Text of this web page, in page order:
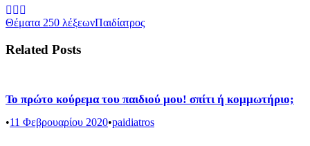
Θέματα 250 λέξεωνΠαιδίατρος
Related Posts
Το πρώτο κούρεμα του παιδιού μου! σπίτι ή κομμωτήριο;
•11 Φεβρουαρίου 2020•paidiatros